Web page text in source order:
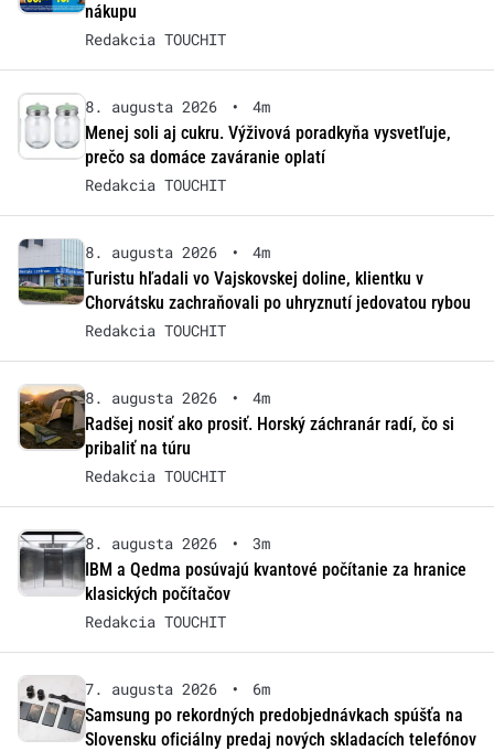
nákupu
Redakcia TOUCHIT
8. augusta 2026 •
4m
Menej soli aj cukru. Výživová poradkyňa vysvetľuje,
prečo sa domáce zaváranie oplatí
Redakcia TOUCHIT
8. augusta 2026 •
4m
Turistu hľadali vo Vajskovskej doline, klientku v
Chorvátsku zachraňovali po uhryznutí jedovatou rybou
Redakcia TOUCHIT
8. augusta 2026 •
4m
Radšej nosiť ako prosiť. Horský záchranár radí, čo si
pribaliť na túru
Redakcia TOUCHIT
8. augusta 2026 •
3m
IBM a Qedma posúvajú kvantové počítanie za hranice
klasických počítačov
Redakcia TOUCHIT
7. augusta 2026 •
6m
Samsung po rekordných predobjednávkach spúšťa na
Slovensku oficiálny predaj nových skladacích telefónov